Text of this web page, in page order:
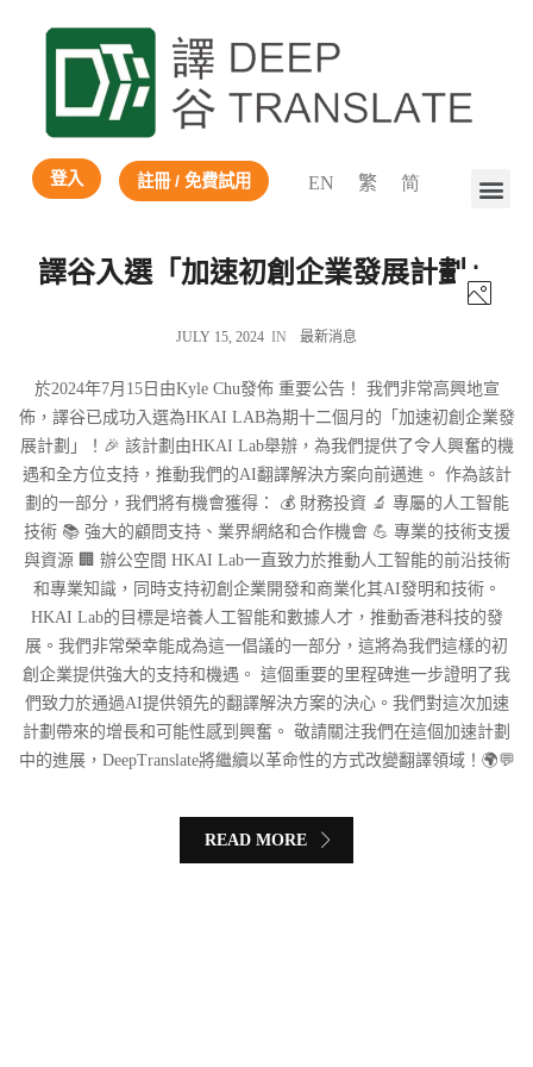
登入 註冊 / 免費試用 EN 繁 简
譯谷入選「加速初創企業發展計劃」
JULY 15, 2024 IN 最新消息
於2024年7月15日由Kyle Chu發佈 重要公告！ 我們非常高興地宣
佈，譯谷已成功入選為HKAI LAB為期十二個月的「加速初創企業發
展計劃」！🎉 該計劃由HKAI Lab舉辦，為我們提供了令人興奮的機
遇和全方位支持，推動我們的AI翻譯解決方案向前邁進。 作為該計
劃的一部分，我們將有機會獲得： 💰 財務投資 🔬 專屬的人工智能
技術 📚 強大的顧問支持、業界網絡和合作機會 💪 專業的技術支援
與資源 🏢 辦公空間 HKAI Lab一直致力於推動人工智能的前沿技術
和專業知識，同時支持初創企業開發和商業化其AI發明和技術。
HKAI Lab的目標是培養人工智能和數據人才，推動香港科技的發
展。我們非常榮幸能成為這一倡議的一部分，這將為我們這樣的初
創企業提供強大的支持和機遇。 這個重要的里程碑進一步證明了我
們致力於通過AI提供領先的翻譯解決方案的決心。我們對這次加速
計劃帶來的增長和可能性感到興奮。 敬請關注我們在這個加速計劃
中的進展，DeepTranslate將繼續以革命性的方式改變翻譯領域！🌍💬
READ MORE